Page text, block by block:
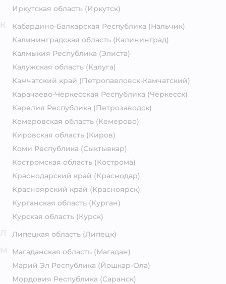
Иркутская область (Иркутск)
Кабардино-Балкарская Республика (Нальчик)
Калининградская область (Калининград)
Калмыкия Республика (Элиста)
Калужская область (Калуга)
Камчатский край (Петропавловск-Камчатский)
Карачаево-Черкесская Республика (Черкесск)
Карелия Республика (Петрозаводск)
Кемеровская область (Кемерово)
Кировская область (Киров)
Коми Республика (Сыктывкар)
Костромская область (Кострома)
Краснодарский край (Краснодар)
Красноярский край (Красноярск)
Курганская область (Курган)
Курская область (Курск)
Липецкая область (Липецк)
Магаданская область (Магадан)
Марий Эл Республика (Йошкар-Ола)
Мордовия Республика (Саранск)